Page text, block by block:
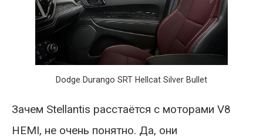
Dodge Durango SRT Hellcat Silver Bullet
Зачем Stellantis расстаётся с моторами V8
HEMI, не очень понятно. Да, они